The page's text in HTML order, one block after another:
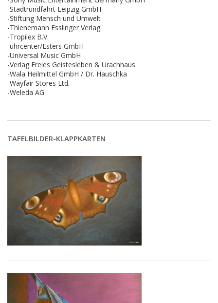
-Stadtrundfahrt Leipzig GmbH
-Stiftung Mensch und Umwelt
-Thienemann Esslinger Verlag
-Tropilex B.V.
-uhrcenter/Esters GmbH
-Universal Music GmbH
-Verlag Freies Geistesleben & Urachhaus
-Wala Heilmittel GmbH / Dr. Hauschka
-Wayfair Stores Ltd.
-Weleda AG
TAFELBILDER-KLAPPKARTEN